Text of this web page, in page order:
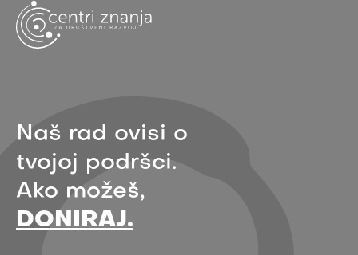
Naš rad ovisi o
tvojoj podršci.
Ako možeš,
DONIRAJ.